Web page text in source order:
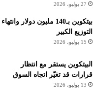
27 يوليو، 2026
بيتكوين بـ140 مليون دولار وانتهاء
التوزيع الكبير
15 يوليو، 2026
البيتكوين يستقر مع انتظار
قرارات قد تغيّر اتجاه السوق
13 يوليو، 2026